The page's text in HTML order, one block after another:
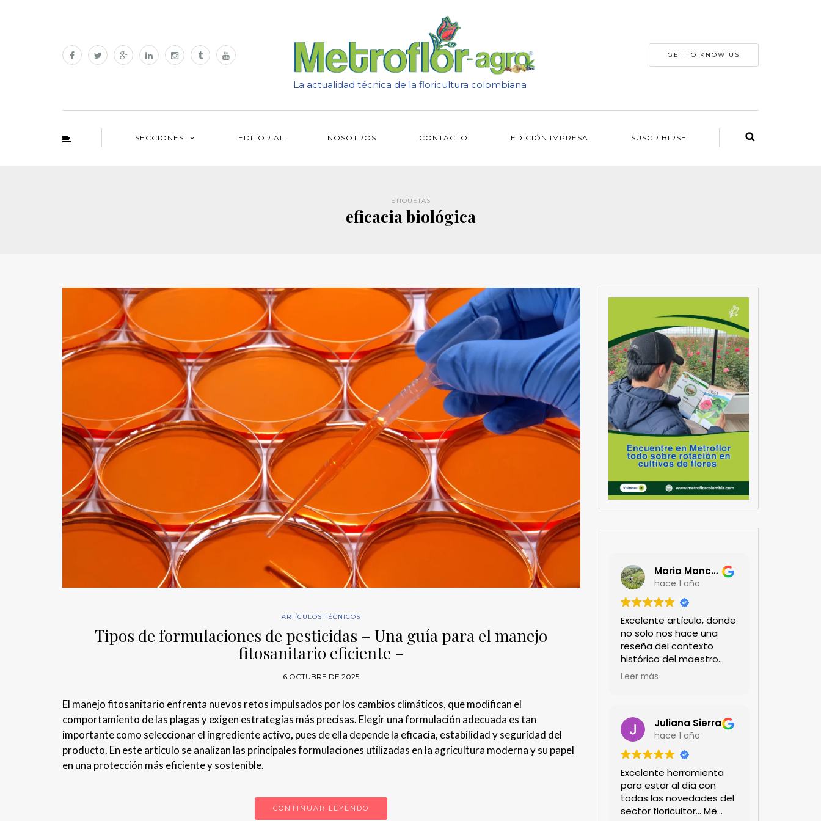
La actualidad técnica de la floricultura colombiana
GET TO KNOW US
SECCIONES EDITORIAL NOSOTROS CONTACTO EDICIÓN IMPRESA SUSCRIBIRSE
ETIQUETAS
eficacia biológica
ARTÍCULOS TÉCNICOS
Tipos de formulaciones de pesticidas – Una guía para el manejo
fitosanitario eficiente –
6 OCTUBRE DE 2025
El manejo fitosanitario enfrenta nuevos retos impulsados por los cambios climáticos, que modifican el
comportamiento de las plagas y exigen estrategias más precisas. Elegir una formulación adecuada es tan
importante como seleccionar el ingrediente activo, pues de ella depende la eficacia, estabilidad y seguridad del
producto. En este artículo se analizan las principales formulaciones utilizadas en la agricultura moderna y su papel
en una protección más eficiente y sostenible.
CONTINUAR LEYENDO
Maria Mancera
hace 1 año
Excelente artículo, donde
no solo nos hace una
reseña del contexto
histórico del maestro
jardinero japonés si no
Felicitaciones!!
Leer más
Juliana Sierra
hace 1 año
Excelente herramienta
para estar al día con
todas las novedades del
sector floricultor... Me